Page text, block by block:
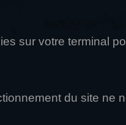
sur votre terminal
du site ne